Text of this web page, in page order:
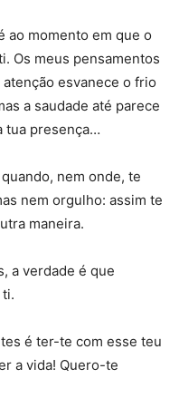
ao momento em que o
Os meus pensamentos
esvanece o frio
a saudade até parece
tua presença…
nem onde, te
nem orgulho: assim te
maneira.
a verdade é que
é ter-te com esse teu
a vida! Quero-te